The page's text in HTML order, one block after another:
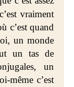
vraiment
c’est quand
un monde
un tas de
un
même c’est